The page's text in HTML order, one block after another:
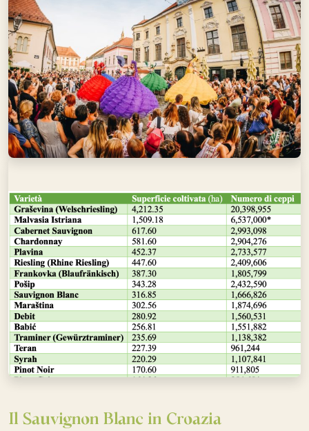
Il Sauvignon Blanc in Croazia